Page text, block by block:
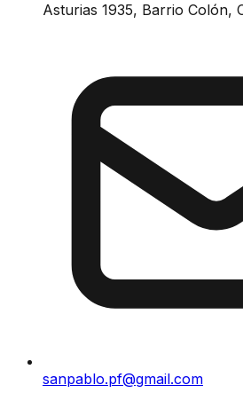
Asturias 1935, Barrio Colón,
sanpablo.pf@gmail.com